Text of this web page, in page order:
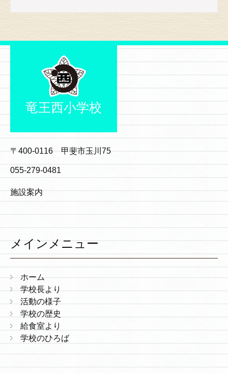
竜王西小学校
〒400-0116 甲斐市玉川75
055-279-0481
施設案内
メインメニュー
ホーム
学校長より
活動の様子
学校の歴史
給食室より
学校のひろば